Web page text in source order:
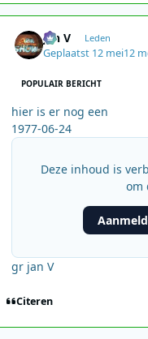
jan V Leden
Geplaatst 12 mei12
POPULAIR BERICHT
hier is er nog een
1977-06-24
Deze inhoud is
om
gr jan V
Citeren